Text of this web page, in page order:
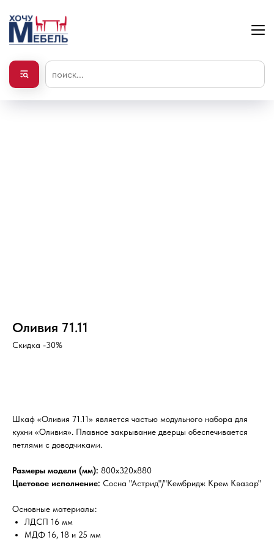
Оливия 71.11
Скидка -30%
Шкаф «Оливия 71.11» является частью модульного набора для
кухни «Оливия». Плавное закрывание дверцы обеспечивается
петлями с доводчиками.
Размеры модели (мм): 800х320х880
Цветовое исполнение: Сосна "Астрид"/"Кембридж Крем Квазар"
Основные материалы:
ЛДСП 16 мм
МДФ 16, 18 и 25 мм